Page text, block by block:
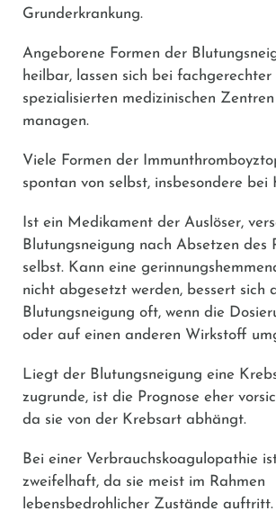
Grunderkrankung.
Angeborene Formen der
heilbar, lassen sich bei
spezialisierten medizinischen
managen.
Viele Formen der
spontan von selbst, insbesondere bei
Ist ein Medikament der Auslöser,
Blutungsneigung nach Absetzen des
selbst. Kann eine
nicht abgesetzt werden, bessert sich
Blutungsneigung oft, wenn die
oder auf einen anderen Wirkstoff
Liegt der Blutungsneigung eine
zugrunde, ist die Prognose eher
da sie von der Krebsart abhängt.
Bei einer Verbrauchskoagulopathie
zweifelhaft, da sie meist im Rahmen
lebensbedrohlicher Zustände auftritt.